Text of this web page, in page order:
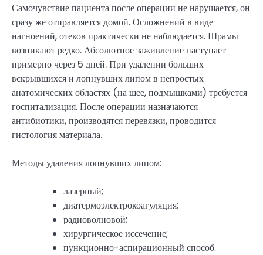
Самочувствие пациента после операции не нарушается, он
сразу же отправляется домой. Осложнений в виде
нагноений, отеков практически не наблюдается. Шрамы
возникают редко. Абсолютное заживление наступает
примерно через 5 дней. При удалении больших
вскрывшихся и лопнувших липом в непростых
анатомических областях (на шее, подмышками) требуется
госпитализация. После операции назначаются
антибиотики, производятся перевязки, проводится
гистология материала.
Методы удаления лопнувших липом:
лазерный;
диатермоэлектрокоагуляция;
радиоволновой;
хирургическое иссечение;
пункционно-аспирационный способ.